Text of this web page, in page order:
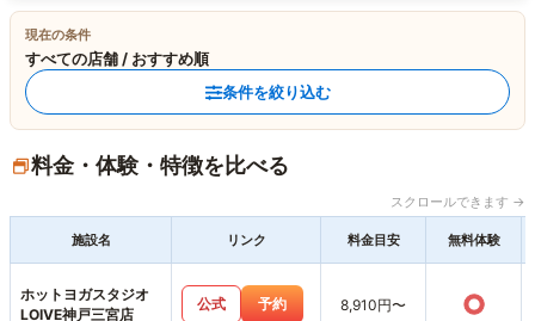
現在の条件
すべての店舗 / おすすめ順
条件を絞り込む
料金・体験・特徴を比べる
スクロールできます →
施設名 リンク 料金目安 無料体験
ホットヨガスタジオ
LOIVE神戸三宮店
公式 予約 8,910円〜 ○